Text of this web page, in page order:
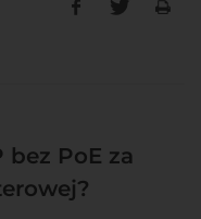
PoE za